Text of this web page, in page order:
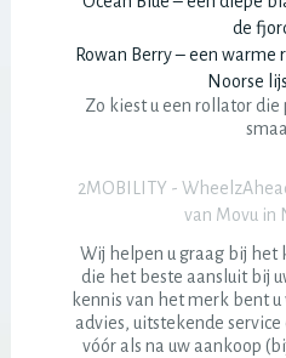
de
Rowan Berry – een
Noorse
Zo kiest u een rollator
2MOBILITY -
van Movu in
Wij helpen u graag bij het
die het beste aansluit bij
kennis van het merk bent
advies, uitstekende
vóór als na uw aankoop